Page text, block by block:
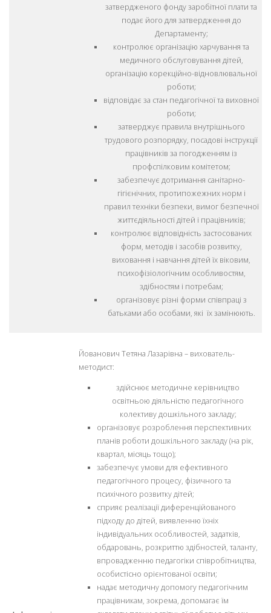
затвердженого фонду заробітної плати та
подає його для затвердження до
Департаменту;
контролює організацію харчування та
медичного обслуговування дітей,
організацію корекційно-відновлювальної
роботи;
відповідає за стан педагогічної та виховної
роботи;
затверджує правила внутрішнього
трудового розпорядку, посадові інструкції
працівників за погодженням із
профспілковим комітетом;
забезпечує дотримання санітарно-
гігієнічних, протипожежних норм і
правил техніки безпеки, вимог безпечної
життєдіяльності дітей і працівників;
контролює відповідність застосованих
форм, методів і засобів розвитку,
виховання і навчання дітей їх віковим,
психофізіологічним особливостям,
здібностям і потребам;
організовує різні форми співпраці з
батьками або особами, які їх замінюють.
Йованович Тетяна Лазарівна – вихователь-
методист:
здійснює методичне керівництво
освітньою діяльністю педагогічного
колективу дошкільного закладу;
організовує розроблення перспективних
планів роботи дошкільного закладу (на рік,
квартал, місяць тощо);
забезпечує умови для ефективного
педагогічного процесу, фізичного та
психічного розвитку дітей;
сприяє реалізації диференційованого
підходу до дітей, виявленню їхніх
індивідуальних особливостей, задатків,
обдаровань, розкриттю здібностей, таланту,
впровадженню педагогіки співробітництва,
особистісно орієнтованої освіти;
надає методичну допомогу педагогічним
працівникам, зокрема, допомагає їм